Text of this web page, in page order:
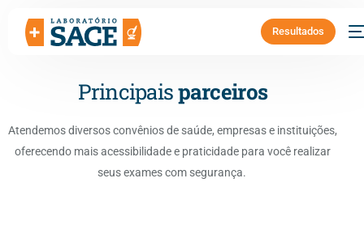
Resultados
Principaisparceiros
Atendemos diversos convênios de saúde, empresas e instituições,
oferecendo mais acessibilidade e praticidade para você realizar
seus exames com segurança.